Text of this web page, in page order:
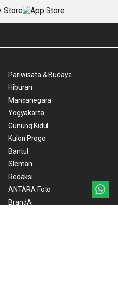
Pariwisata & Budaya
Hiburan
Mancanegara
Yogyakarta
Gunung Kidul
Kulon Progo
Bantul
Sleman
Redaksi
ANTARA Foto
BrandA